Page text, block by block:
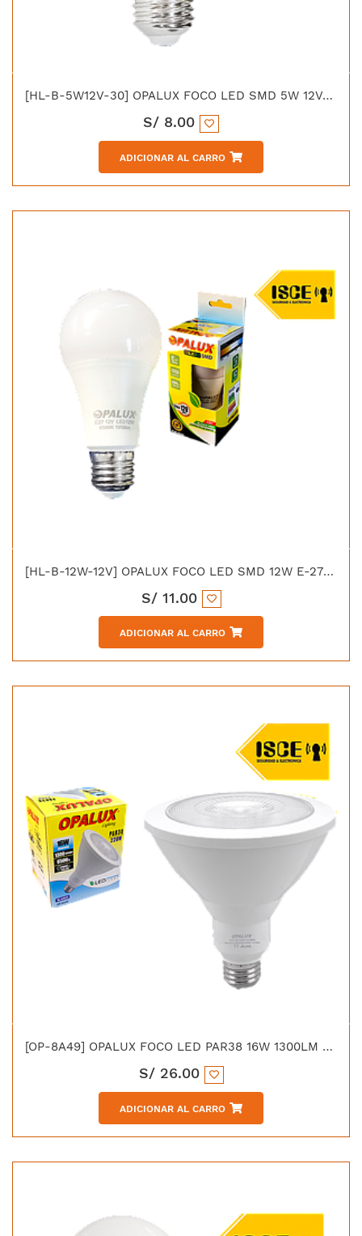
[HL-B-5W12V-30] OPALUX FOCO LED SMD 5W 12V-30V E27 LUZ BLANCA
S/ 8.00
ADICIONAR AL CARRO
[HL-B-12W-12V] OPALUX FOCO LED SMD 12W E-27 LUZ BLANCA 1050LM
S/ 11.00
ADICIONAR AL CARRO
[OP-8A49] OPALUX FOCO LED PAR38 16W 1300LM 6500K 40°
S/ 26.00
ADICIONAR AL CARRO